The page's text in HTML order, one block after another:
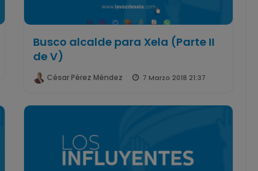
Busco alcalde para Xela (Parte II
de V)
César Pérez Méndez 7 Marzo 2018 21:37